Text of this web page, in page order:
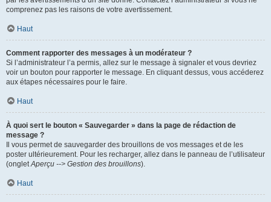
comprenez pas les raisons de votre avertissement.
Haut
Comment rapporter des messages à un modérateur ?
Si l’administrateur l’a permis, allez sur le message à signaler et vous devriez
voir un bouton pour rapporter le message. En cliquant dessus, vous accéderez
aux étapes nécessaires pour le faire.
Haut
À quoi sert le bouton « Sauvegarder » dans la page de rédaction de
message ?
Il vous permet de sauvegarder des brouillons de vos messages et de les
poster ultérieurement. Pour les recharger, allez dans le panneau de l’utilisateur
(ongletAperçu --> Gestion des brouillons).
Haut